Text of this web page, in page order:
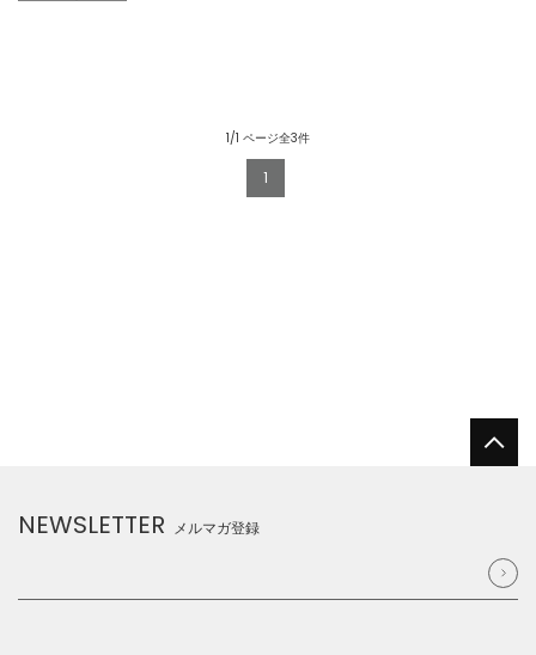
1/1 ページ全3件
1
NEWSLETTER メルマガ登録